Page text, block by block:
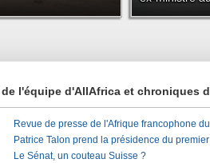
l'équipe d'AllAfrica et chroniques
Revue de presse de l'Afrique francophone
Patrice Talon prend la présidence du
Le Sénat, un couteau Suisse ?